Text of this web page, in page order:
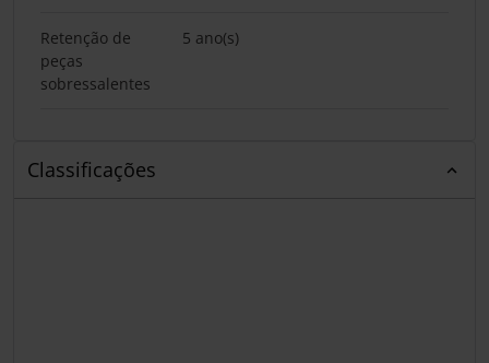
Retenção de
peças
sobressalentes
5 ano(s)
Classificações